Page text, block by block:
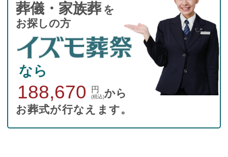
葬儀・家族葬 を
お探しの方
なら
188,670 円
(税込)から
お葬式が行なえます。